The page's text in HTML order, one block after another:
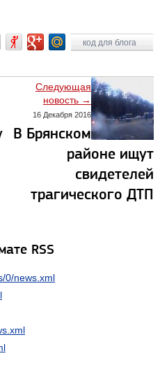
код для блога
Следующая
новость →
16 Декабря 2016
В Брянском
районе ищут
свидетелей
трагического ДТП
RSS
0/news.xml